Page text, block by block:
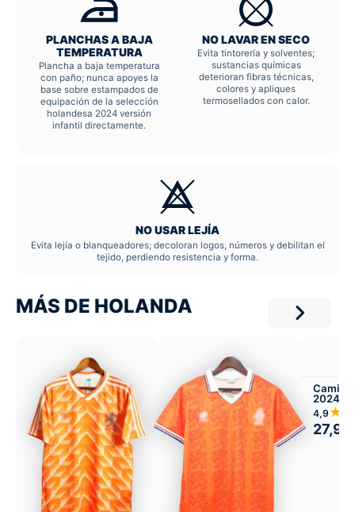
PLANCHAS A BAJA
TEMPERATURA
Plancha a baja temperatura
con paño; nunca apoyes la
base sobre estampados de
equipación de la selección
holandesa 2024 versión
infantil directamente.
NO LAVAR EN SECO
Evita tintorería y solventes;
sustancias químicas
deterioran fibras técnicas,
colores y apliques
termosellados con calor.
NO USAR LEJÍA
Evita lejía o blanqueadores; decoloran logos, números y debilitan el
tejido, perdiendo resistencia y forma.
MÁS DE HOLANDA
2024
4,9
27,99